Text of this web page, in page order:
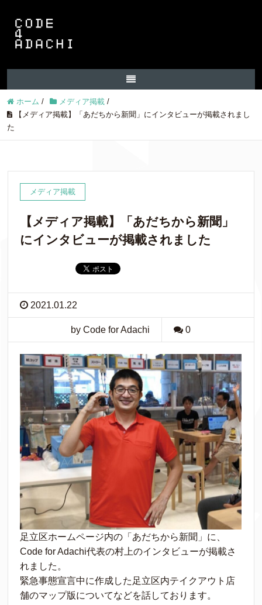
ホーム / メディア掲載 /
【メディア掲載】「あだちから新聞」にインタビューが掲載されまし
た
メディア掲載
【メディア掲載】「あだちから新聞」
にインタビューが掲載されました
2021.01.22
by Code for Adachi 0
足立区ホームページ内の「あだちから新聞」に、
Code for Adachi代表の村上のインタビューが掲載さ
れました。
緊急事態宣言中に作成した足立区内テイクアウト店
舗のマップ版についてなどを話しております。